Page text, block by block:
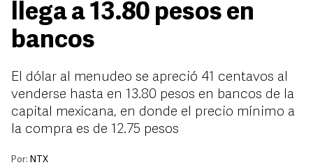
llega a 13.80 pesos en
bancos
El dólar al menudeo se apreció 41 centavos al
venderse hasta en 13.80 pesos en bancos de la
capital mexicana, en donde el precio mínimo a
la compra es de 12.75 pesos
Por: NTX